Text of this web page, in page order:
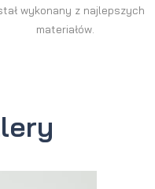
wykonany z najlepszych
materiałów.